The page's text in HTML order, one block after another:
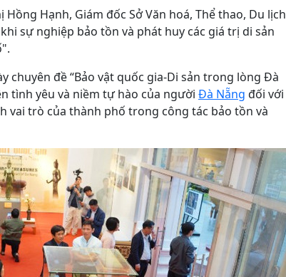
Hạnh, Giám đốc Sở Văn hoá, Thể thao, Du lịch
sự nghiệp bảo tồn và phát huy các giá trị di sản
chuyên đề “Bảo vật quốc gia-Di sản trong lòng Đà
tình yêu và niềm tự hào của người Đà Nẵng đối với
vai trò của thành phố trong công tác bảo tồn và